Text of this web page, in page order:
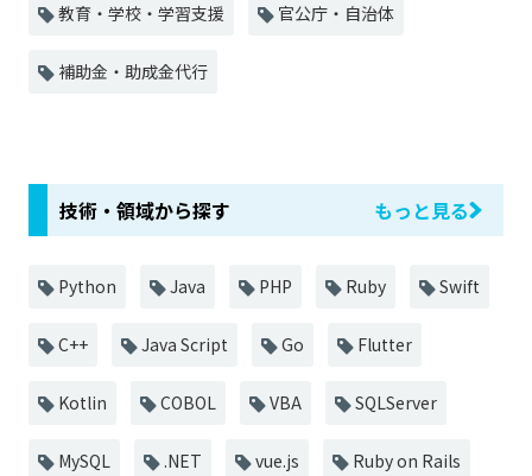
教育・学校・学習支援 官公庁・自治体
補助金・助成金代行
技術・領域から探す もっと見る
Python Java PHP Ruby Swift
C++ Java Script Go Flutter
Kotlin COBOL VBA SQLServer
MySQL .NET vue.js Ruby on Rails